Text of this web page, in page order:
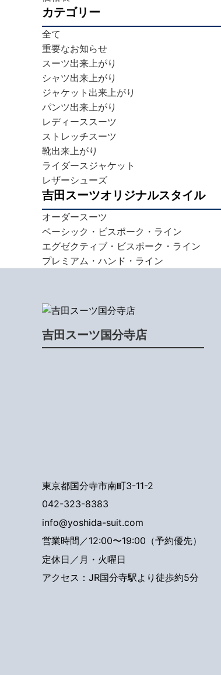
カテゴリー
全て
重要なお知らせ
スーツ出来上がり
シャツ出来上がり
ジャケット出来上がり
パンツ出来上がり
レディーススーツ
ストレッチスーツ
靴出来上がり
ライダースジャケット
レザーシューズ
吉田スーツオリジナルスタイル
オーダースーツ
ベーシック・ビスポーク・ライン
エグゼクティブ・ビスポーク・ライン
プレミアム・ハンド・ライン
吉田スーツ国分寺店
東京都国分寺市南町3-11-2
042-323-8383
info@yoshida-suit.com
営業時間／12:00〜19:00（予約優先）
定休日／月・火曜日
アクセス：JR国分寺駅より徒歩約5分